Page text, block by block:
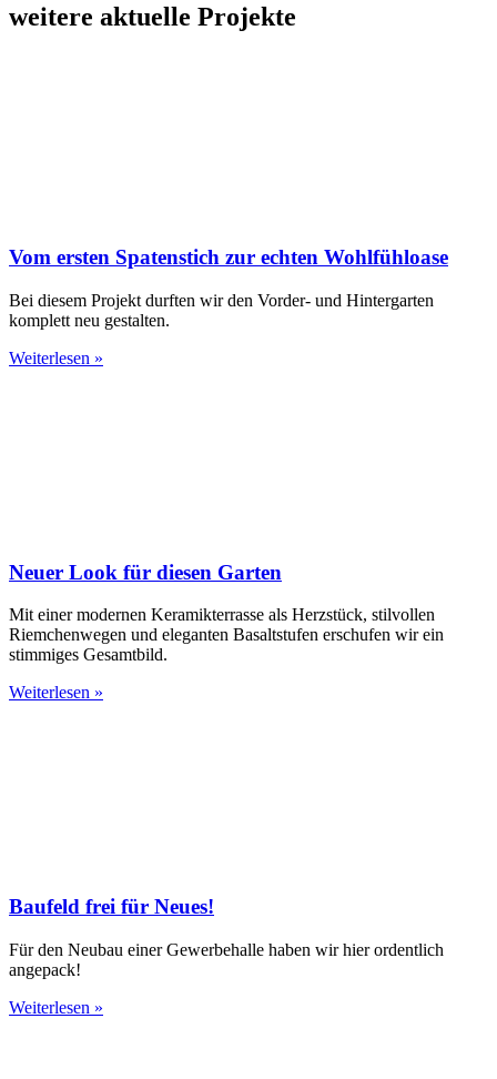
weitere aktuelle Projekte
Vom ersten Spatenstich zur echten Wohlfühloase
Bei diesem Projekt durften wir den Vorder- und Hintergarten
komplett neu gestalten.
Weiterlesen »
Neuer Look für diesen Garten
Mit einer modernen Keramikterrasse als Herzstück, stilvollen
Riemchenwegen und eleganten Basaltstufen erschufen wir ein
stimmiges Gesamtbild.
Weiterlesen »
Baufeld frei für Neues!
Für den Neubau einer Gewerbehalle haben wir hier ordentlich
angepack!
Weiterlesen »